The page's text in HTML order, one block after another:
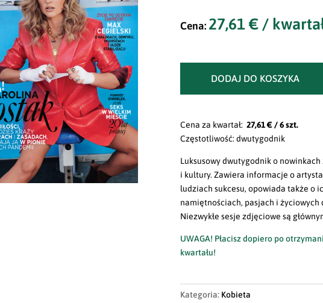
27,61€/
DODAJ DO KOSZYKA
Cena za kwartał: 27,61 € / 6 szt.
Częstotliwość: dwutygodnik
Luksusowy dwutygodnik o
i kultury. Zawiera informacje o
ludziach sukcesu, opowiada także o
namiętnościach, pasjach i życiowych
Niezwykłe sesje zdjęciowe są
UWAGA! Płacisz dopiero po
kwartału!
Kategoria: Kobieta